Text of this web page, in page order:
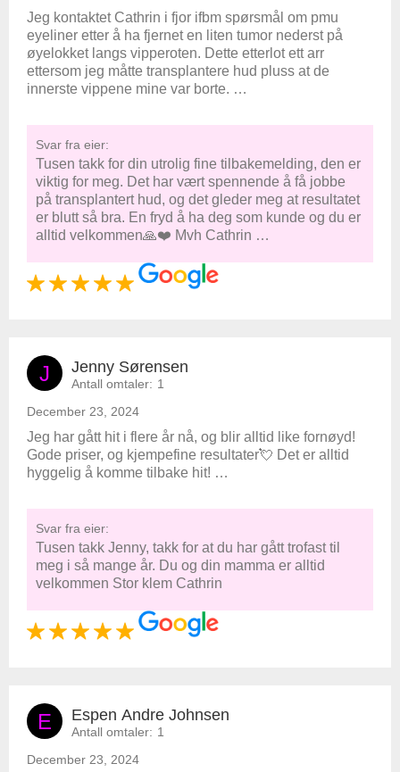
Jeg kontaktet Cathrin i fjor ifbm spørsmål om pmu
eyeliner etter å ha fjernet en liten tumor nederst på
øyelokket langs vipperoten. Dette etterlot ett arr
ettersom jeg måtte transplantere hud pluss at de
innerste vippene mine var borte. …
Svar fra eier:
Tusen takk for din utrolig fine tilbakemelding, den er
viktig for meg. Det har vært spennende å få jobbe
på transplantert hud, og det gleder meg at resultatet
er blutt så bra. En fryd å ha deg som kunde og du er
alltid velkommen🙏❤️ Mvh Cathrin …
J Jenny Sørensen
Antall omtaler: 1
December 23, 2024
Jeg har gått hit i flere år nå, og blir alltid like fornøyd!
Gode priser, og kjempefine resultater💘 Det er alltid
hyggelig å komme tilbake hit! …
Svar fra eier:
Tusen takk Jenny, takk for at du har gått trofast til
meg i så mange år. Du og din mamma er alltid
velkommen Stor klem Cathrin
E Espen Andre Johnsen
Antall omtaler: 1
December 23, 2024